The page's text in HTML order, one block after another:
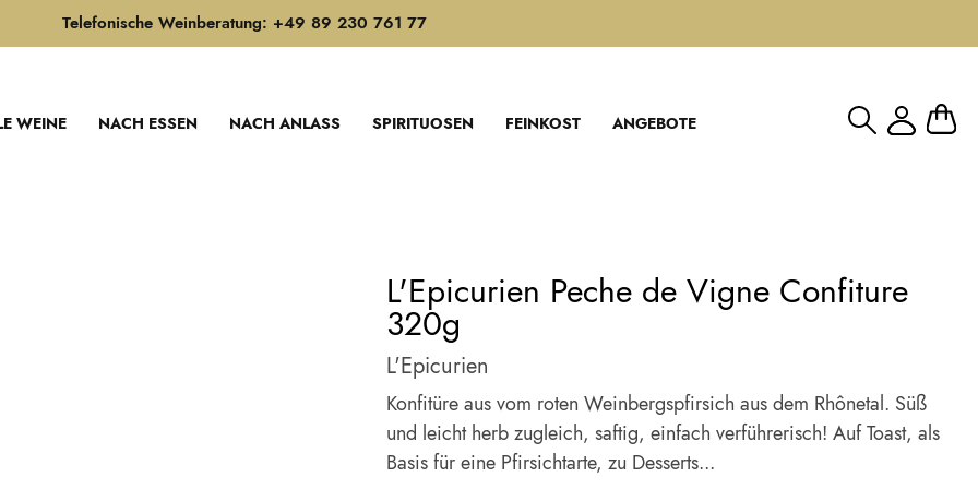
Telefonische Weinberatung: +49 89 230 761 77
WEINE NACH ESSEN NACH ANLASS SPIRITUOSEN FEINKOST ANGEBOTE
Mein
L'Epicurien Peche de Vigne Confiture
320g
L'Epicurien
Konfitüre aus vom roten Weinbergspfirsich aus dem Rhônetal. Süß
und leicht herb zugleich, saftig, einfach verführerisch! Auf Toast, als
Basis für eine Pfirsichtarte, zu Desserts...